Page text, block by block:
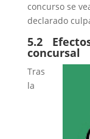
concurso se
declarado
5.2
concursal
Tras
la